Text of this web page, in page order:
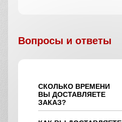
Вопросы и ответы
СКОЛЬКО ВРЕМЕНИ
ВЫ ДОСТАВЛЯЕТЕ
ЗАКАЗ?